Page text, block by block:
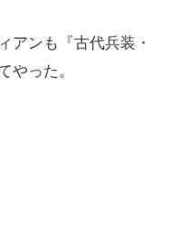
アンも『古代兵装・
やった。